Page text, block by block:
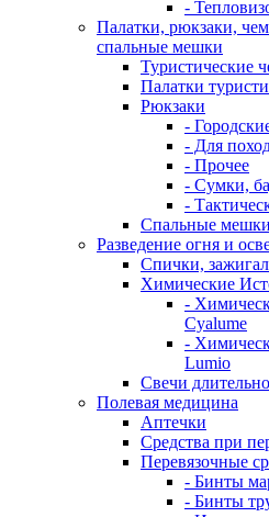
-
Палатки, рюкзаки,
спальные мешки
Туристические
Палатки
Рюкзаки
-
- Для
- Прочее
- Сумки,
-
Спальные мешки
Разведение огня и
Спички,
Химические
-
Cyalume
-
Lumio
Свечи
Полевая медицина
Аптечки
Средства при
Перевязочные
- Бинты
- Бинты